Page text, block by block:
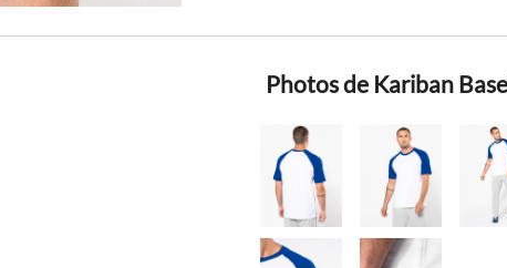
Photos de Kariban